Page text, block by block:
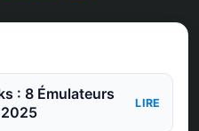
: 8 Émulateurs
LIRE